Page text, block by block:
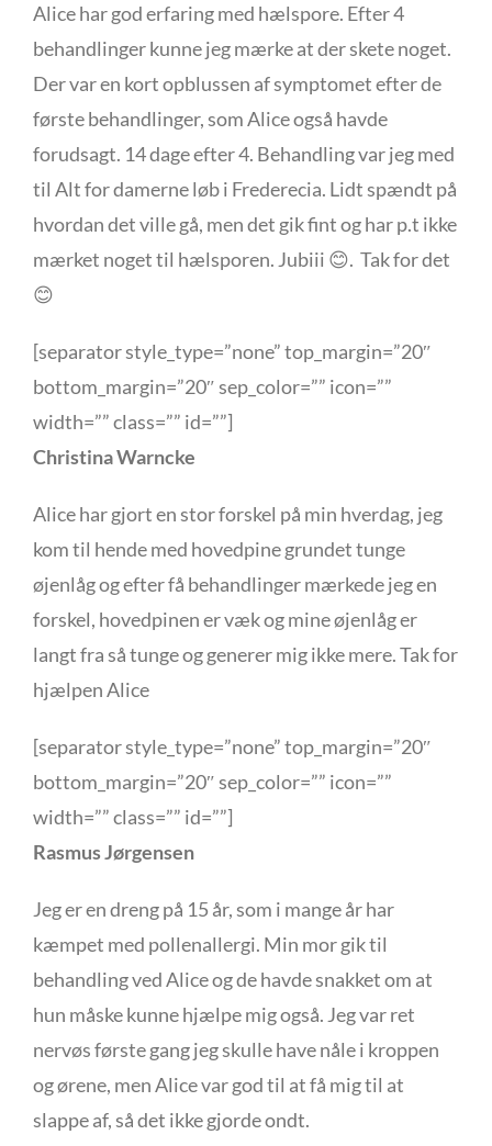
Alice har god erfaring med hælspore. Efter 4
behandlinger kunne jeg mærke at der skete noget.
Der var en kort opblussen af symptomet efter de
første behandlinger, som Alice også havde
forudsagt. 14 dage efter 4. Behandling var jeg med
til Alt for damerne løb i Frederecia. Lidt spændt på
hvordan det ville gå, men det gik fint og har p.t ikke
mærket noget til hælsporen. Jubiii 😊. Tak for det
😊
[separator style_type=”none” top_margin=”20″
bottom_margin=”20″ sep_color=”” icon=””
width=”” class=”” id=””]
Christina Warncke
Alice har gjort en stor forskel på min hverdag, jeg
kom til hende med hovedpine grundet tunge
øjenlåg og efter få behandlinger mærkede jeg en
forskel, hovedpinen er væk og mine øjenlåg er
langt fra så tunge og generer mig ikke mere. Tak for
hjælpen Alice
[separator style_type=”none” top_margin=”20″
bottom_margin=”20″ sep_color=”” icon=””
width=”” class=”” id=””]
Rasmus Jørgensen
Jeg er en dreng på 15 år, som i mange år har
kæmpet med pollenallergi. Min mor gik til
behandling ved Alice og de havde snakket om at
hun måske kunne hjælpe mig også. Jeg var ret
nervøs første gang jeg skulle have nåle i kroppen
og ørene, men Alice var god til at få mig til at
slappe af, så det ikke gjorde ondt.